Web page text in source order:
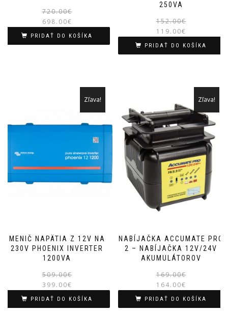
720.00€
720.00€.
698.00€
698.00€.
PRIDAŤ DO KOŠÍKA
250VA
152.00€
119.00€
PRIDAŤ DO KOŠÍKA
MENIČ NAPÄTIA Z 12V NA
230V PHOENIX INVERTER
1200VA
Zľava!
509.00€
509.00€.
399.00€
399.00€.
PRIDAŤ DO KOŠÍKA
NABÍJAČKA ACCUMATE PRO
2 – NABÍJAČKA 12V/24V
AKUMULÁTOROV
Zľava!
169.00€
164.00€
PRIDAŤ DO KOŠÍKA